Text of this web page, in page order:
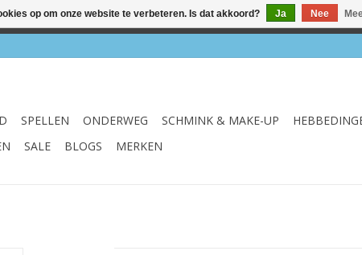
SPELLEN ONDERWEG SCHMINK & MAKE-UP
SALE BLOGS MERKEN
op om onze website te verbeteren. Is dat akkoord? Ja Nee
& webshop ✔ Gratis verzenden vanaf €75 ✔ Levertijd 1-3